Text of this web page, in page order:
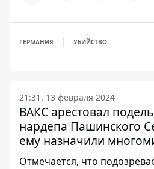
ГЕРМАНИЯ УБИЙСТВО
21:31, 13 февраля 2024
ВАКС арестовал
нардепа Пашинского
ему назначили
Отмечается, что